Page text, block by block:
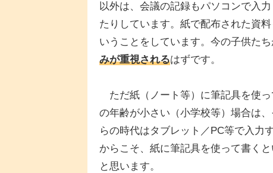
以外は、会議の記録もパソコンで入
たりしています。紙で配布された資
いうことをしています。今の子供たち
みが重視されるはずです。
ただ紙（ノート等）に筆記具を使
の年齢が小さい（小学校等）場合は
らの時代はタブレット／PC等で入力
からこそ、紙に筆記具を使って書く
と思います。